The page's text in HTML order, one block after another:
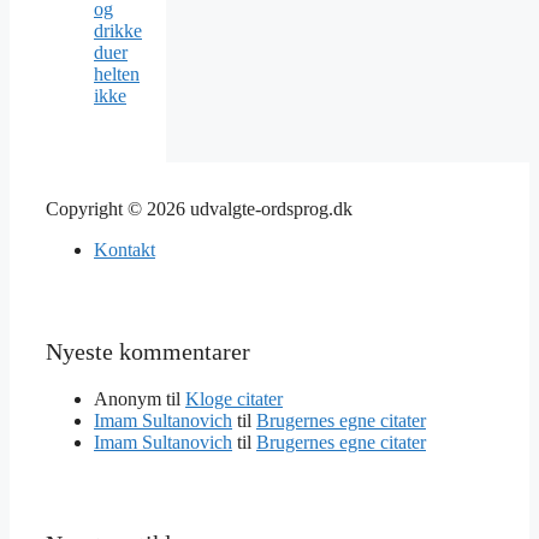
og
drikke
duer
helten
ikke
Copyright © 2026 udvalgte-ordsprog.dk
Kontakt
Nyeste kommentarer
Anonym til Kloge citater
Imam Sultanovich til Brugernes egne citater
Imam Sultanovich til Brugernes egne citater